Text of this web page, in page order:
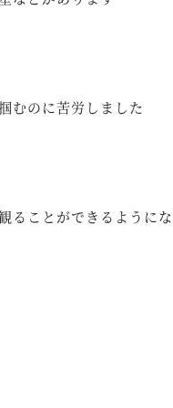
むのに苦労しました
ることができるように